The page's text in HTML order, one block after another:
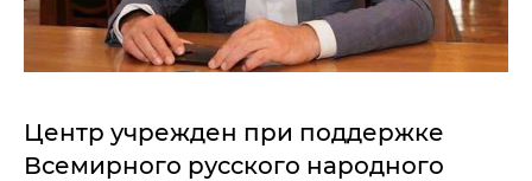
Центр учрежден при поддержке
Всемирного русского народного